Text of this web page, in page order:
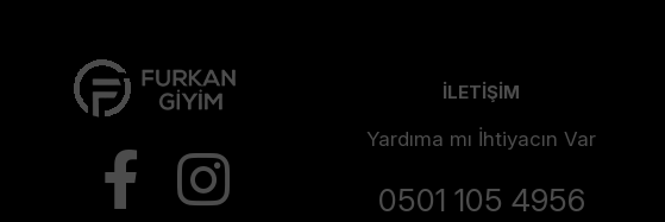
İLETİŞİM
Yardıma mı İhtiyacın Var
0501 105 4956